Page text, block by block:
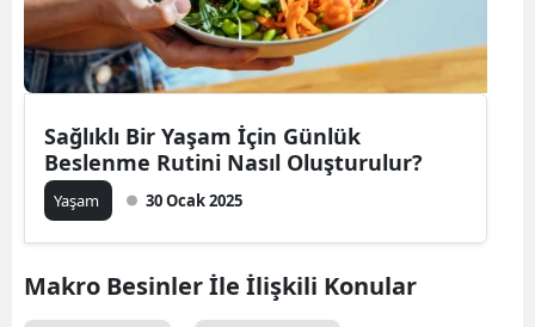
Bolu
Burdur
Çanakkale
Sağlıklı Bir Yaşam İçin Günlük
Beslenme Rutini Nasıl Oluşturulur?
Yaşam 30 Ocak 2025
Makro Besinler İle İlişkili Konular